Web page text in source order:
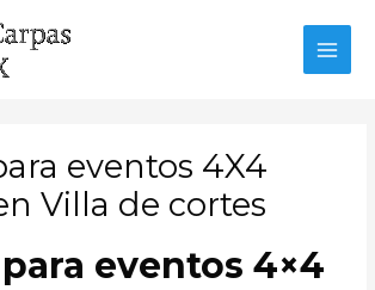
eventos 4X4
Villa de cortes
eventos 4×4